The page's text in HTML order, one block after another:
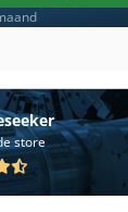
store